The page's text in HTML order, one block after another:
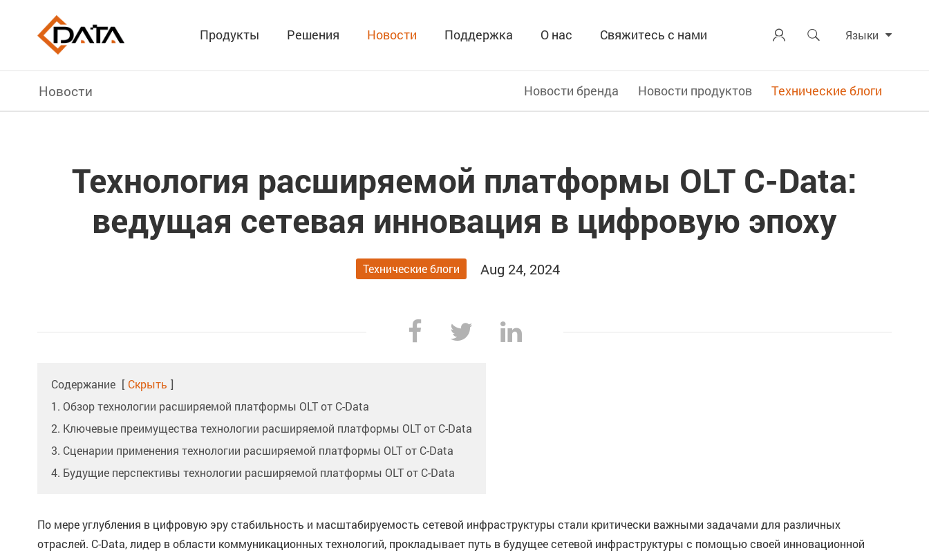
Продукты Решения Новости Поддержка О нас Свяжитесь с нами   Языки
Новости Новости бренда Новости продуктов Технические блоги
Технология расширяемой платформы OLT C-Data:
ведущая сетевая инновация в цифровую эпоху
Технические блоги Aug 24, 2024
Содержание [ Скрыть ]
1. Обзор технологии расширяемой платформы OLT от C-Data
2. Ключевые преимущества технологии расширяемой платформы OLT от C-Data
3. Сценарии применения технологии расширяемой платформы OLT от C-Data
4. Будущие перспективы технологии расширяемой платформы OLT от C-Data
По мере углубления в цифровую эру стабильность и масштабируемость сетевой инфраструктуры стали критически важными задачами для различных
отраслей. C-Data, лидер в области коммуникационных технологий, прокладывает путь в будущее сетевой инфраструктуры с помощью своей инновационной